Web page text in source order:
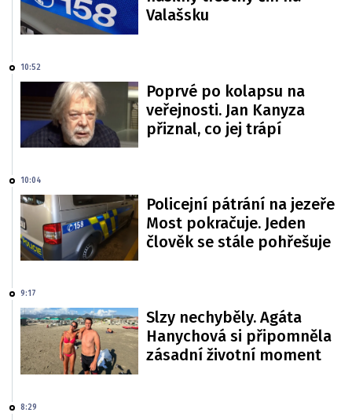
Valašsku
10:52
Poprvé po kolapsu na
veřejnosti. Jan Kanyza
přiznal, co jej trápí
10:04
Policejní pátrání na jezeře
Most pokračuje. Jeden
člověk se stále pohřešuje
9:17
Slzy nechyběly. Agáta
Hanychová si připomněla
zásadní životní moment
8:29